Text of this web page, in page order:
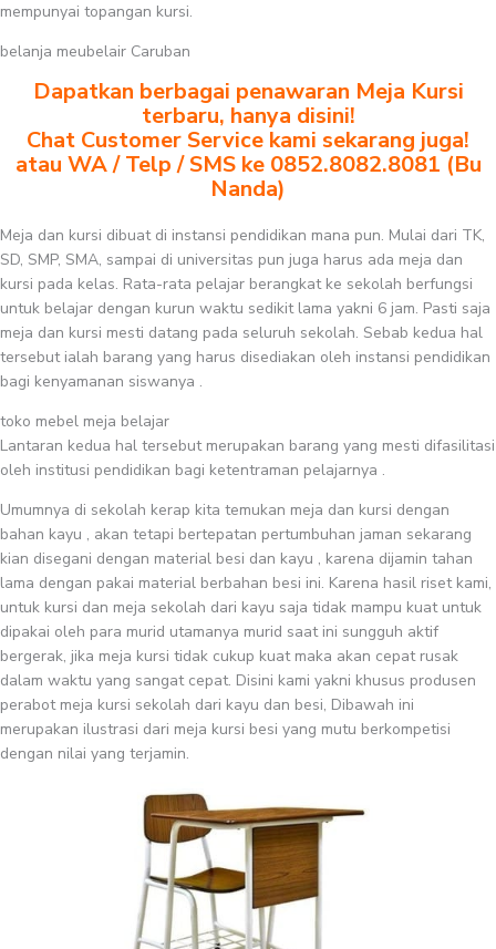
mempunyai topangan kursi.
belanja meubelair Caruban
Dapatkan berbagai penawaran Meja Kursi
terbaru, hanya disini!
Chat Customer Service kami sekarang juga!
atau WA / Telp / SMS ke 0852.8082.8081 (Bu
Nanda)
Meja dan kursi dibuat di instansi pendidikan mana pun. Mulai dari TK,
SD, SMP, SMA, sampai di universitas pun juga harus ada meja dan
kursi pada kelas. Rata-rata pelajar berangkat ke sekolah berfungsi
untuk belajar dengan kurun waktu sedikit lama yakni 6 jam. Pasti saja
meja dan kursi mesti datang pada seluruh sekolah. Sebab kedua hal
tersebut ialah barang yang harus disediakan oleh instansi pendidikan
bagi kenyamanan siswanya .
toko mebel meja belajar
Lantaran kedua hal tersebut merupakan barang yang mesti difasilitasi
oleh institusi pendidikan bagi ketentraman pelajarnya .
Umumnya di sekolah kerap kita temukan meja dan kursi dengan
bahan kayu , akan tetapi bertepatan pertumbuhan jaman sekarang
kian disegani dengan material besi dan kayu , karena dijamin tahan
lama dengan pakai material berbahan besi ini. Karena hasil riset kami,
untuk kursi dan meja sekolah dari kayu saja tidak mampu kuat untuk
dipakai oleh para murid utamanya murid saat ini sungguh aktif
bergerak, jika meja kursi tidak cukup kuat maka akan cepat rusak
dalam waktu yang sangat cepat. Disini kami yakni khusus produsen
perabot meja kursi sekolah dari kayu dan besi, Dibawah ini
merupakan ilustrasi dari meja kursi besi yang mutu berkompetisi
dengan nilai yang terjamin.